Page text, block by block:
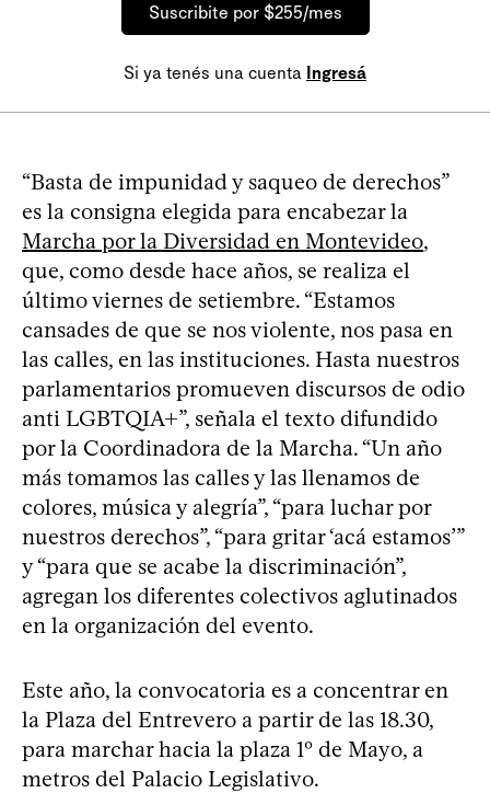
Suscribite por $255/mes
Si ya tenés una cuenta Ingresá
“Basta de impunidad y saqueo de derechos”
es la consigna elegida para encabezar la
Marcha por la Diversidad en Montevideo,
que, como desde hace años, se realiza el
último viernes de setiembre. “Estamos
cansades de que se nos violente, nos pasa en
las calles, en las instituciones. Hasta nuestros
parlamentarios promueven discursos de odio
anti LGBTQIA+”, señala el texto difundido
por la Coordinadora de la Marcha. “Un año
más tomamos las calles y las llenamos de
colores, música y alegría”, “para luchar por
nuestros derechos”, “para gritar ‘acá estamos’”
y “para que se acabe la discriminación”,
agregan los diferentes colectivos aglutinados
en la organización del evento.
Este año, la convocatoria es a concentrar en
la Plaza del Entrevero a partir de las 18.30,
para marchar hacia la plaza 1º de Mayo, a
metros del Palacio Legislativo.